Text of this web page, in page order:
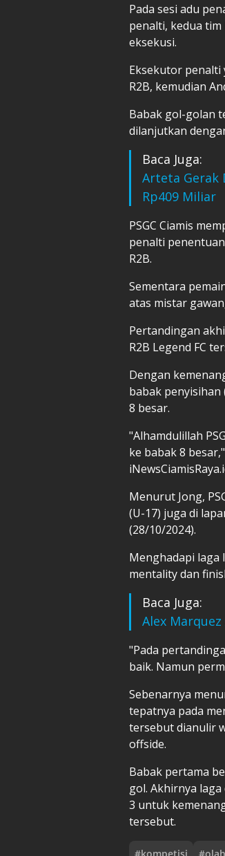
Pada sesi adu
penalti, kedua tim
eksekusi.
Eksekutor penalti
R2B, kemudian
Babak gol-golan
dilanjutkan
Baca Juga:
Arteta Gerak
Rp409 Miliar
PSGC Ciamis
penalti
R2B.
Sementara
atas mistar
Pertandingan
R2B Legend FC
Dengan
babak
8 besar.
"Alhamdulillah
ke babak 8
Menurut Jong,
(U-17) juga di
(28/10/2024).
Menghadapi laga
mentality dan
Baca Juga:
Alex
"Pada
baik. Namun
Sebenarnya
tepatnya pada
tersebut dianulir
offside.
Babak pertama
gol. Akhirnya
3 untuk
tersebut.
#kompetisi #